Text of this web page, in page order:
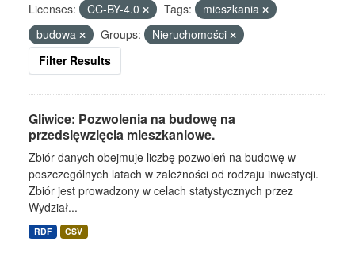
Licenses: CC-BY-4.0 Tags:
mieszkania
budowa
Groups:
Nieruchomości
Filter Results
Gliwice: Pozwolenia na budowę na
przedsięwzięcia mieszkaniowe.
Zbiór danych obejmuje liczbę pozwoleń na budowę w
poszczególnych latach w zależności od rodzaju inwestycji.
Zbiór jest prowadzony w celach statystycznych przez
Wydział...
RDF CSV